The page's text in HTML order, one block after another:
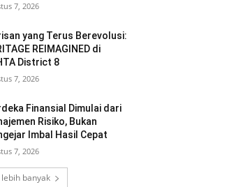
7, 2026
yang Terus Berevolusi:
REIMAGINED di
District 8
7, 2026
Finansial Dimulai dari
Risiko, Bukan
Imbal Hasil Cepat
7, 2026
banyak